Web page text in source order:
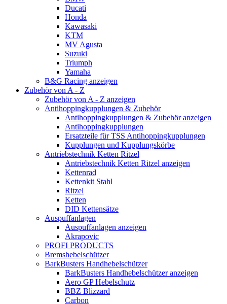
Ducati
Honda
Kawasaki
KTM
MV Agusta
Suzuki
Triumph
Yamaha
B&G Racing anzeigen
Zubehör von A - Z
Zubehör von A - Z anzeigen
Antihoppingkupplungen & Zubehör
Antihoppingkupplungen & Zubehör anzeigen
Antihoppingkupplungen
Ersatzteile für TSS Antihoppingkupplungen
Kupplungen und Kupplungskörbe
Antriebstechnik Ketten Ritzel
Antriebstechnik Ketten Ritzel anzeigen
Kettenrad
Kettenkit Stahl
Ritzel
Ketten
DID Kettensätze
Auspuffanlagen
Auspuffanlagen anzeigen
Akrapovic
PROFI PRODUCTS
Bremshebelschützer
BarkBusters Handhebelschützer
BarkBusters Handhebelschützer anzeigen
Aero GP Hebelschutz
BBZ Blizzard
Carbon